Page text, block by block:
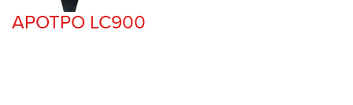
ΑΡΟΤΡΟ LC900